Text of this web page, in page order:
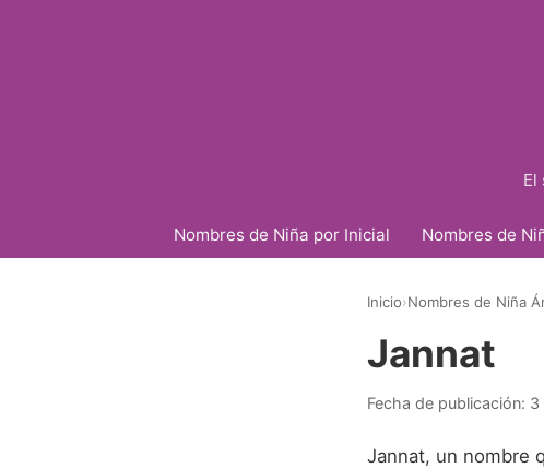
El
Nombres de Niña por Inicial Nombres de
Inicio›Nombres de Niña
Jannat
Fecha de publicación: 3
Jannat, un nombre